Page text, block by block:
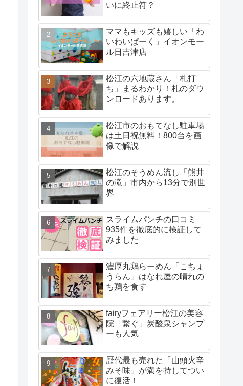
いに終止符？
ママもキッズも嬉しい「わ
いわいぱーく」イオンモー
ル日吉津店
松江の六地蔵さん「札打
ち」まるわかり！札のダウ
ンロードあります。
松江市のおもてなし駐車場
は土日祝無料！800台を画
像で解説
松江のそうめん流し「熊井
の滝」市内から13分で別世
界
スライムパンチの口コミ
935件を徹底的に検証して
みました
濃厚丸鶏らーめん「こちょ
うらん」はなれ屋の晴れの
ち鶏を食す
fairyフェアリー松江の美容
院「繋ぐ」炭酸泉シャンプ
ーも人気
歴代最も売れた「山頭火辛
みそ味」が満を持してつい
に復活！